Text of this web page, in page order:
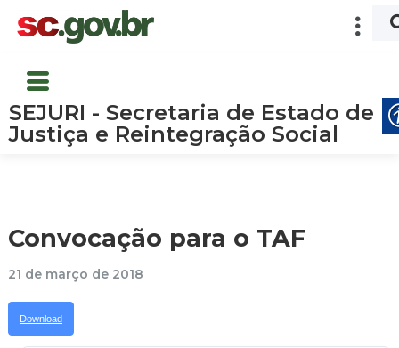
SEJURI - Secretaria de Estado de
Justiça e Reintegração Social
Convocação para o TAF
21 de março de 2018
Download